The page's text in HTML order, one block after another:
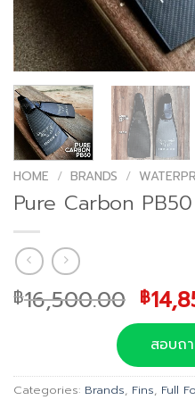
HOME / BRANDS /
Pure Carbon
฿16,500.00
price
was:
฿
฿
สอบถ
Categories: Brands, Fins, Full